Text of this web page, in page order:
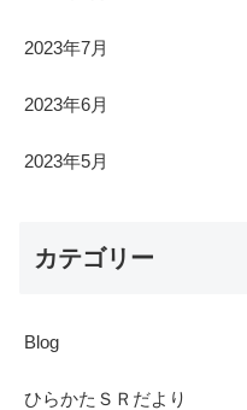
2023年7月
2023年6月
2023年5月
カテゴリー
Blog
ひらかたＳＲだより